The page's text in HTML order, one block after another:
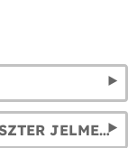
CHARLESTON, KABARÉ ÉS GENGSZTER JELMEZEK: ÉLD ÚJRA A '20-AS ÉVEKET!